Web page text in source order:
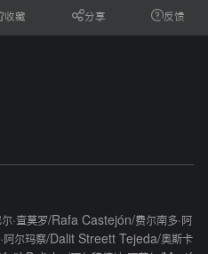
收藏 分享 反馈
·查莫罗/Rafa Castejón/费尔南多·阿
阿尔玛察/ Dalit Streett Tejeda/奥斯卡